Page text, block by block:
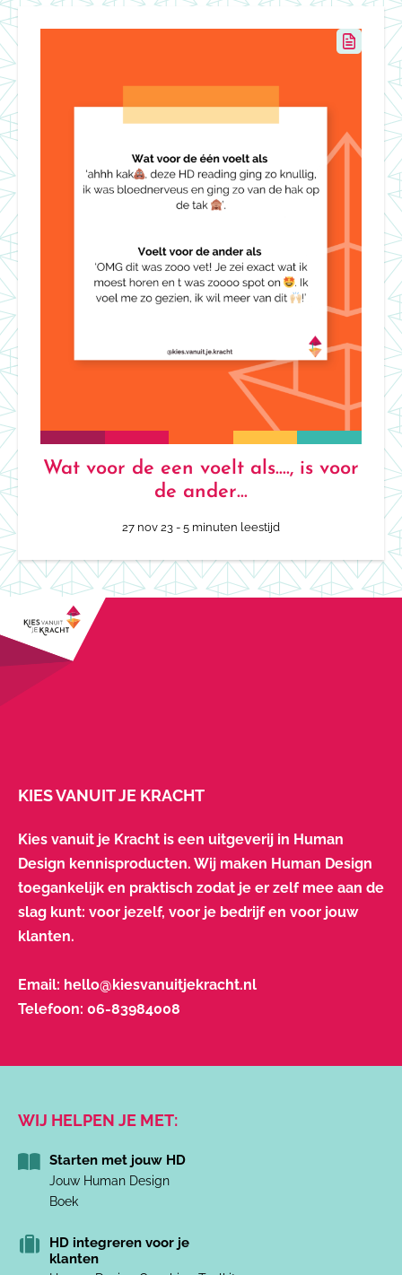
Wat voor de een voelt als…., is voor
de ander…
27 nov 23 - 5 minuten leestijd
KIES VANUIT JE KRACHT
Kies vanuit je Kracht is een uitgeverij in Human
Design kennisproducten. Wij maken Human Design
toegankelijk en praktisch zodat je er zelf mee aan de
slag kunt: voor jezelf, voor je bedrijf en voor jouw
klanten.
Email: hello@kiesvanuitjekracht.nl
Telefoon: 06-83984008
WIJ HELPEN JE MET:
Starten met jouw HD
Jouw Human Design
Boek
HD integreren voor je
klanten